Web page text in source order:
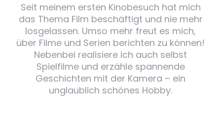
Seit meinem ersten Kinobesuch hat mich
das Thema Film beschäftigt und nie mehr
losgelassen. Umso mehr freut es mich,
über Filme und Serien berichten zu können!
Nebenbei realisiere ich auch selbst
Spielfilme und erzähle spannende
Geschichten mit der Kamera – ein
unglaublich schönes Hobby.